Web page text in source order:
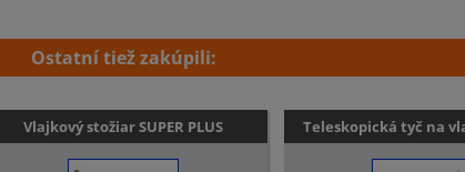
Ostatní tiež zakúpili:
Vlajkový stožiar SUPER PLUS Teleskopická tyč na